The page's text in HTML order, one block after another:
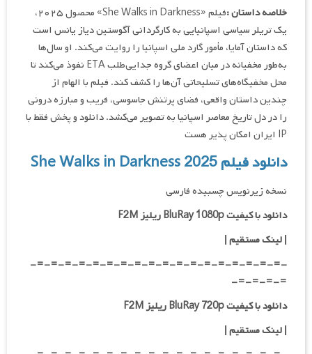
خلاصه داستان :
فیلم «She Walks in Darkness» محصول ۲۰۲۵،
یک تریلر سیاسی اسپانیایی به کارگردانی آگوستین دیاز یانس است
که داستان آمایا، مأمور گارد ملی اسپانیا را روایت می‌کند. او سال‌ها
به‌طور مخفیانه در میان اعضای گروه جدایی‌طلب ETA نفوذ می‌کند تا
محل مخفیگاه‌های تسلیحاتی آن‌ها را کشف کند. فیلم با الهام از
چندین داستان واقعی، فضای پرتنش جاسوسی، فریب و مبارزه درونی
را در دل تاریخ معاصر اسپانیا به تصویر می‌کشد. دانلود و پخش فقط با
IP ایران امکان پذیر هست
دانلود فیلم She Walks in Darkness 2025
نسخه زیرنویس چسبیده فارسی
دانلود با کیفیت BluRay 1080p ریلیز F2M
| لینک مستقیم |
-=-=-=-=-=-=-=-=-=-=-=-=-=-=-=-=-=-=-
=-=-=-=-
دانلود با کیفیت BluRay 720p ریلیز F2M
| لینک مستقیم |